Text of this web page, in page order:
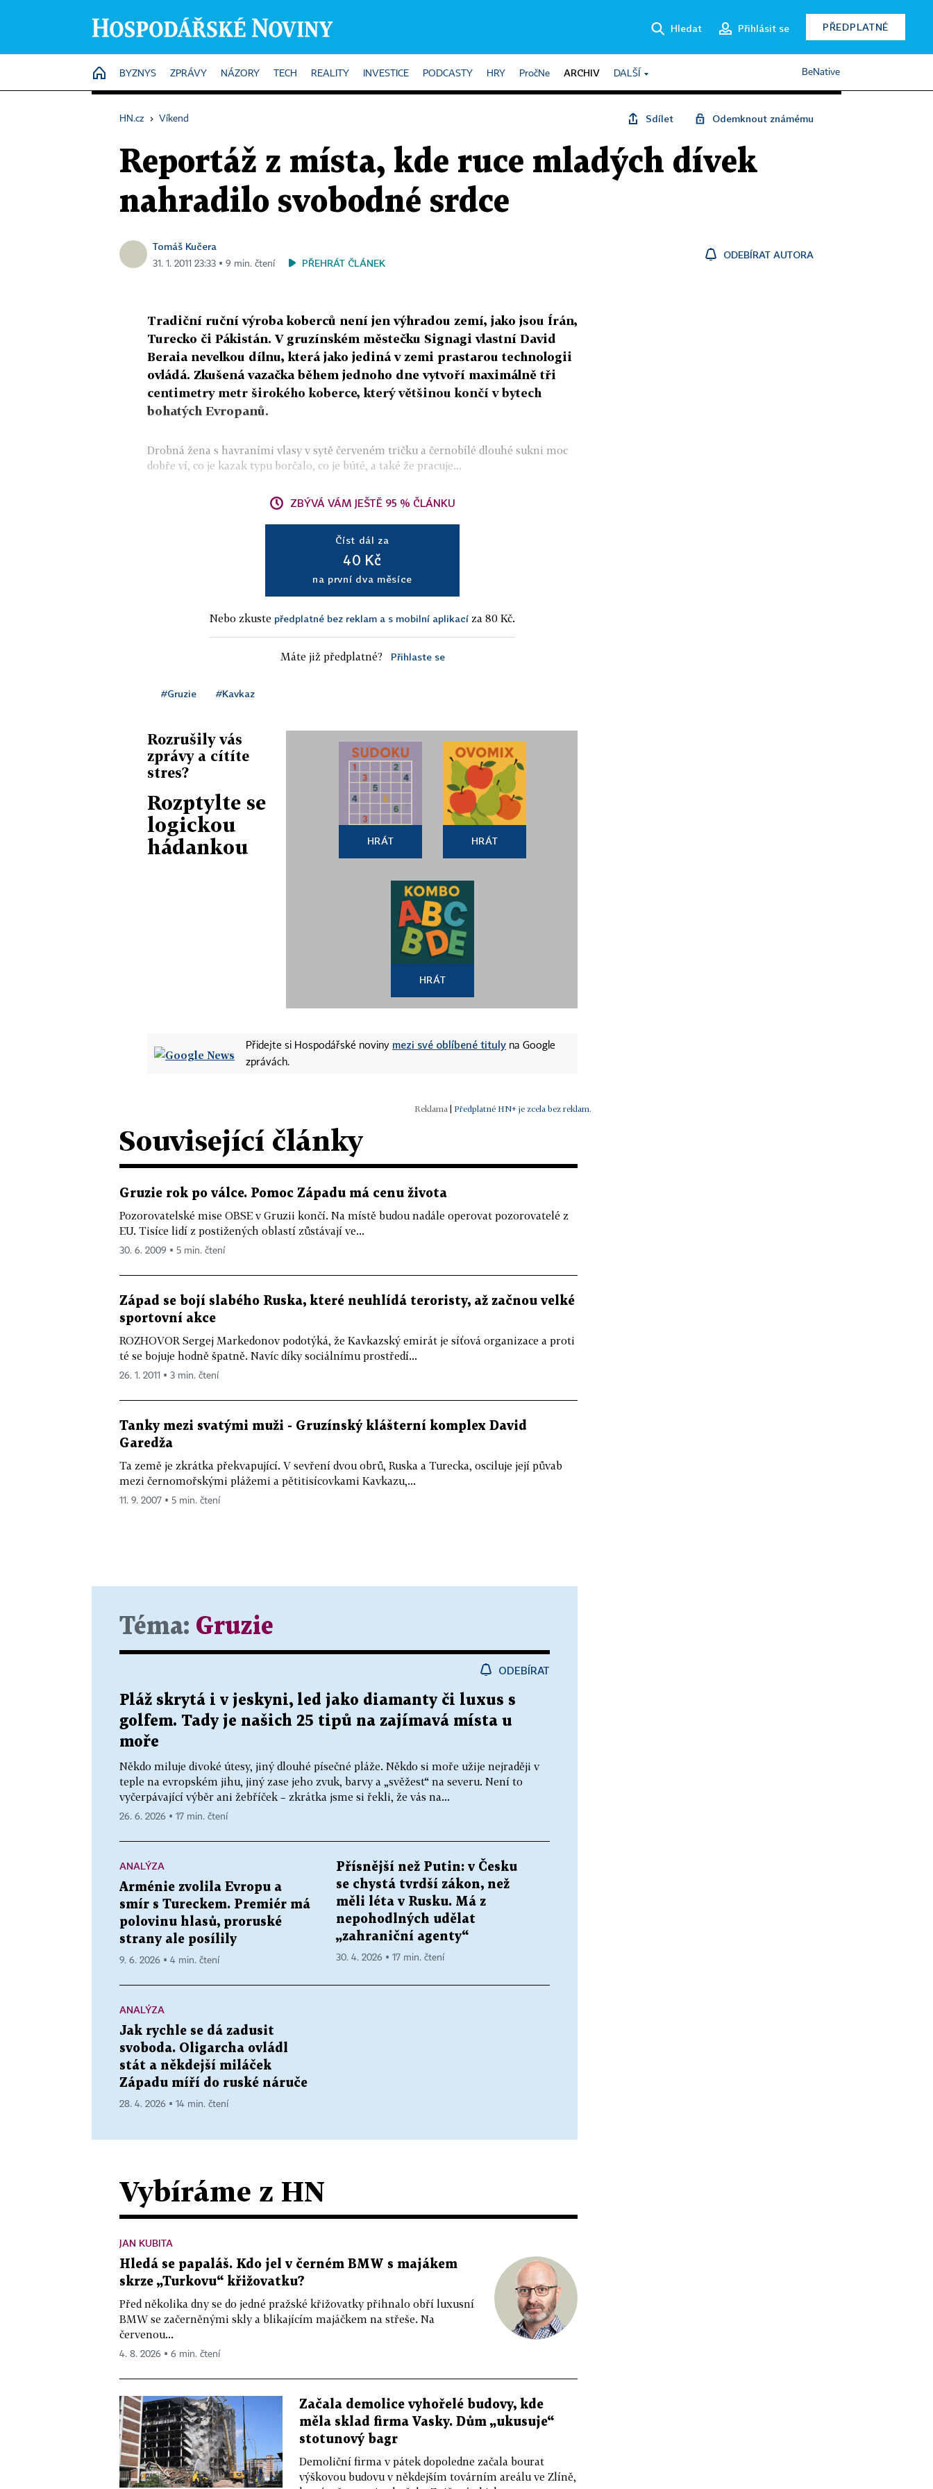
Hledat Přihlásit se PŘEDPLATNÉ
HOME
BYZNYS ZPRÁVY NÁZORY TECH REALITY INVESTICE PODCASTY HRY PročNe ARCHIV DALŠÍ BeNative
HN.cz › Víkend Sdílet Odemknout známému
Reportáž z místa, kde ruce mladých dívek
nahradilo svobodné srdce
Tomáš Kučera
31. 1. 2011 23:33 ▪ 9 min. čtení PŘEHRÁT ČLÁNEK
ODEBÍRAT AUTORA
Tradiční ruční výroba koberců není jen výhradou zemí, jako jsou Írán,
Turecko či Pákistán. V gruzínském městečku Signagi vlastní David
Beraia nevelkou dílnu, která jako jediná v zemi prastarou technologii
ovládá. Zkušená vazačka během jednoho dne vytvoří maximálně tři
centimetry metr širokého koberce, který většinou končí v bytech
bohatých Evropanů.
Drobná žena s havraními vlasy v sytě červeném tričku a černobílé dlouhé sukni moc
dobře ví, co je kazak typu borčalo, co je búté, a také že pracuje...
ZBÝVÁ VÁM JEŠTĚ 95 % ČLÁNKU
Číst dál za
40 Kč
na první dva měsíce
Nebo zkuste předplatné bez reklam a s mobilní aplikací za 80 Kč.
Máte již předplatné? Přihlaste se
#Gruzie #Kavkaz
Rozrušily vás
zprávy a cítíte
stres?
Rozptylte se
logickou
hádankou
HRÁT HRÁT
HRÁT
Přidejte si Hospodářské noviny mezi své oblíbené tituly na Google
zprávách.
Předplatné HN+ je zcela bez reklam.
Související články
Gruzie rok po válce. Pomoc Západu má cenu života
Pozorovatelské mise OBSE v Gruzii končí. Na místě budou nadále operovat pozorovatelé z
EU. Tisíce lidí z postižených oblastí zůstávají ve...
30. 6. 2009 ▪ 5 min. čtení
Západ se bojí slabého Ruska, které neuhlídá teroristy, až začnou velké
sportovní akce
ROZHOVOR Sergej Markedonov podotýká, že Kavkazský emirát je síťová organizace a proti
té se bojuje hodně špatně. Navíc díky sociálnímu prostředí...
26. 1. 2011 ▪ 3 min. čtení
Tanky mezi svatými muži - Gruzínský klášterní komplex David
Garedža
Ta země je zkrátka překvapující. V sevření dvou obrů, Ruska a Turecka, osciluje její půvab
mezi černomořskými plážemi a pětitisícovkami Kavkazu,...
11. 9. 2007 ▪ 5 min. čtení
Téma: Gruzie
ODEBÍRAT
Pláž skrytá i v jeskyni, led jako diamanty či luxus s
golfem. Tady je našich 25 tipů na zajímavá místa u
moře
Někdo miluje divoké útesy, jiný dlouhé písečné pláže. Někdo si moře užije nejraději v
teple na evropském jihu, jiný zase jeho zvuk, barvy a „svěžest“ na severu. Není to
vyčerpávající výběr ani žebříček – zkrátka jsme si řekli, že vás na...
26. 6. 2026 ▪ 17 min. čtení
ANALÝZA
Arménie zvolila Evropu a
smír s Tureckem. Premiér má
polovinu hlasů, proruské
strany ale posílily
9. 6. 2026 ▪ 4 min. čtení
Přísnější než Putin: v Česku
se chystá tvrdší zákon, než
měli léta v Rusku. Má z
nepohodlných udělat
„zahraniční agenty“
30. 4. 2026 ▪ 17 min. čtení
ANALÝZA
Jak rychle se dá zadusit
svoboda. Oligarcha ovládl
stát a někdejší miláček
Západu míří do ruské náruče
28. 4. 2026 ▪ 14 min. čtení
Vybíráme z HN
JAN KUBITA
Hledá se papaláš. Kdo jel v černém BMW s majákem
skrze „Turkovu“ křižovatku?
Před několika dny se do jedné pražské křižovatky přihnalo obří luxusní
BMW se začerněnými skly a blikajícím majáčkem na střeše. Na
červenou...
4. 8. 2026 ▪ 6 min. čtení
Začala demolice vyhořelé budovy, kde
měla sklad firma Vasky. Dům „ukusuje“
stotunový bagr
Demoliční firma v pátek dopoledne začala bourat
výškovou budovu v někdejším továrním areálu ve Zlíně,